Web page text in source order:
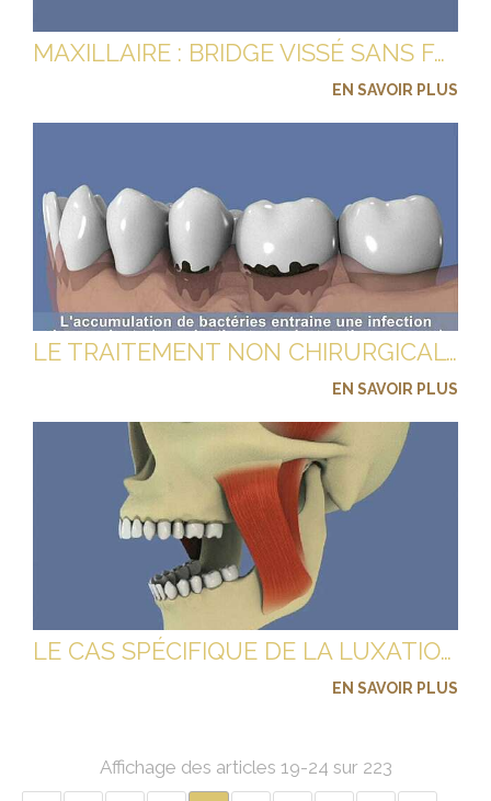
MAXILLAIRE : BRIDGE VISSÉ SANS FAUSSE GENCIVE
EN SAVOIR PLUS
LE TRAITEMENT NON CHIRURGICAL DE LA PARODONTITE
EN SAVOIR PLUS
LE CAS SPÉCIFIQUE DE LA LUXATION DE LA MÂCHOIRE
EN SAVOIR PLUS
Affichage des articles 19-24 sur 223